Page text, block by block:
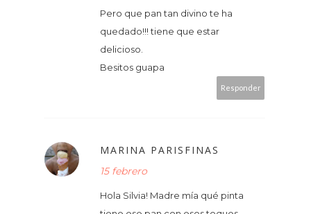
Pero que pan tan divino te ha
quedado!!! tiene que estar
delicioso.
Besitos guapa
Responder
MARINA PARISFINAS
15 febrero
Hola Silvia! Madre mía qué pinta